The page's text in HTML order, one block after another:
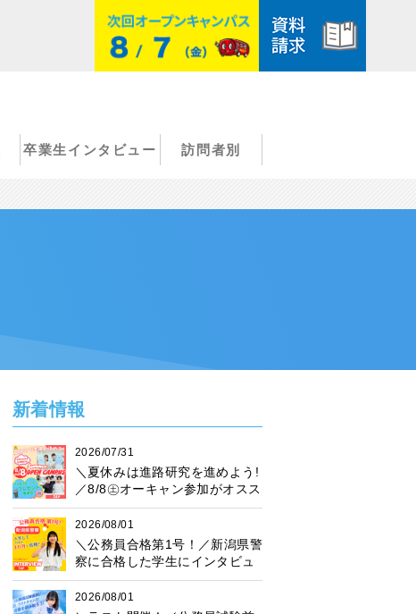
卒業生インタビュー 訪問者別
新着情報
2026/07/31
＼夏休みは進路研究を進めよう!
／8/8㊏オーキャン参加がオスス
メ♪プレゼント抽選会も開催中！
2026/08/01
＼公務員合格第1号！／新潟県警
察に合格した学生にインタビュ
ー！
2026/08/01